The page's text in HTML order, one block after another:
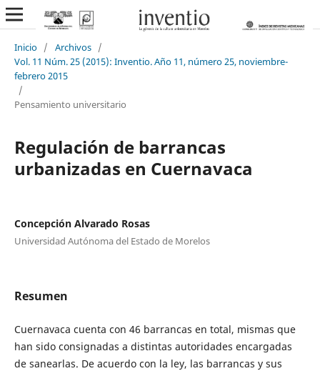
Inicio / Archivos /
Vol. 11 Núm. 25 (2015): Inventio. Año 11, número 25, noviembre-
febrero 2015
/
Pensamiento universitario
Regulación de barrancas
urbanizadas en Cuernavaca
Concepción Alvarado Rosas
Universidad Autónoma del Estado de Morelos
Resumen
Cuernavaca cuenta con 46 barrancas en total, mismas que
han sido consignadas a distintas autoridades encargadas
de sanearlas. De acuerdo con la ley, las barrancas y sus